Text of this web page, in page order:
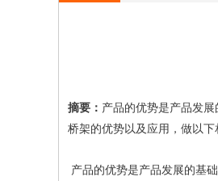
摘要： 产品的优势是产品发
桥架的优势以及应用，做以下
产品的优势是产品发展的基